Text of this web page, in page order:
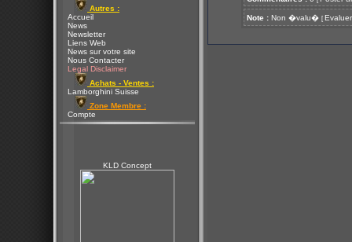
Autres :
Accueil
News
Newsletter
Liens Web
News sur votre site
Nous Contacter
Legal Disclaimer
Achats - Ventes :
Lamborghini Suisse
Zone Membre :
Compte
KLD Concept
Note : Non �valu� [ Evaluer